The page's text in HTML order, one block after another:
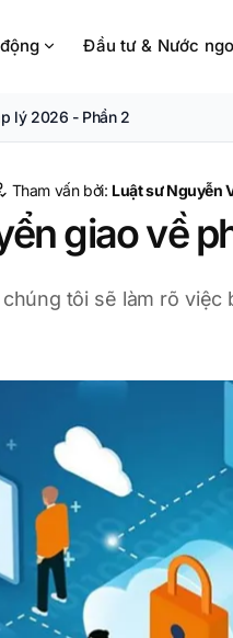
Đầu tư & Nước
lý 2026 - Phần 2
Tham vấn bởi: Luật sư Nguyễn
giao về
tôi sẽ làm rõ